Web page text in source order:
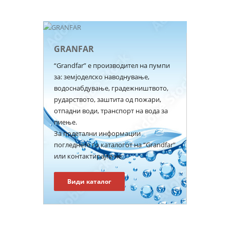
GRANFAR
“Grandfar” e производител на пумпи
за: земјоделско наводнување,
водоснабдување, градежништвото,
рударството, заштита од пожари,
отпадни води, транспорт на вода за
пиење.
За подетални информации
погледнете го каталогот на “Grandfar”
или контактирајте не.
Види каталог